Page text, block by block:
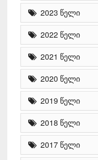
2023 წელი
2022 წელი
2021 წელი
2020 წელი
2019 წელი
2018 წელი
2017 წელი